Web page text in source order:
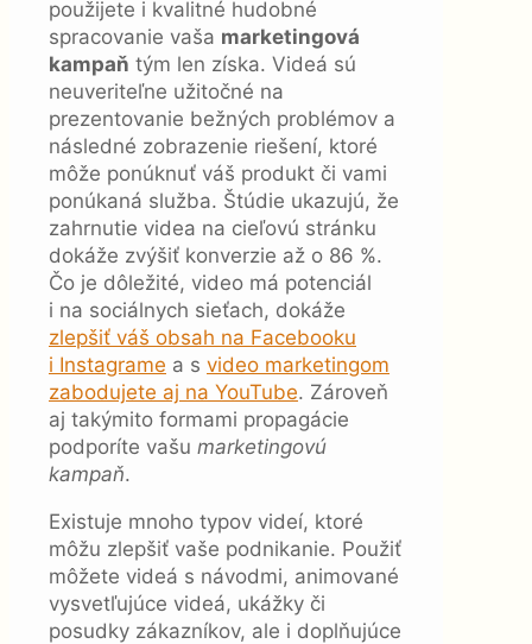
použijete i kvalitné hudobné
spracovanie vaša marketingová
kampaň tým len získa. Videá sú
neuveriteľne užitočné na
prezentovanie bežných problémov a
následné zobrazenie riešení, ktoré
môže ponúknuť váš produkt či vami
ponúkaná služba. Štúdie ukazujú, že
zahrnutie videa na cieľovú stránku
dokáže zvýšiť konverzie až o 86 %.
Čo je dôležité, video má potenciál
i na sociálnych sieťach, dokáže
zlepšiť váš obsah na Facebooku
i Instagrame a s video marketingom
zabodujete aj na YouTube. Zároveň
aj takýmito formami propagácie
podporíte vašu marketingovú
kampaň.
Existuje mnoho typov videí, ktoré
môžu zlepšiť vaše podnikanie. Použiť
môžete videá s návodmi, animované
vysvetľujúce videá, ukážky či
posudky zákazníkov, ale i doplňujúce